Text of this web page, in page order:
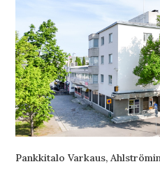
Pankkitalo Varkaus,